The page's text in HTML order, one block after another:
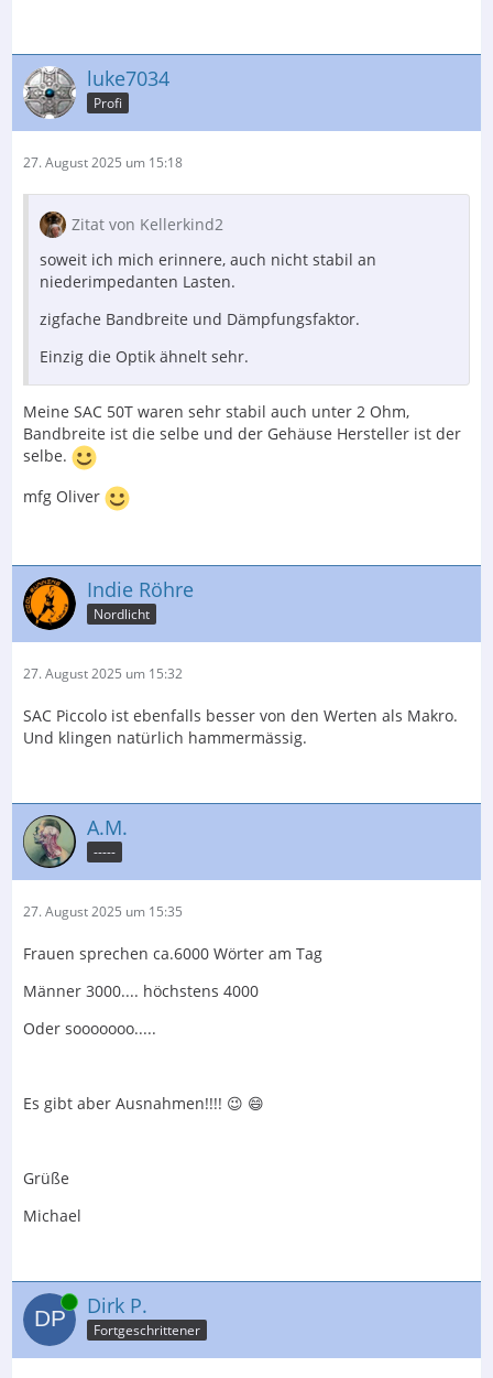
luke7034
Profi
27. August 2025 um 15:18
Zitat von Kellerkind2
soweit ich mich erinnere, auch nicht stabil an
niederimpedanten Lasten.
zigfache Bandbreite und Dämpfungsfaktor.
Einzig die Optik ähnelt sehr.
Meine SAC 50T waren sehr stabil auch unter 2 Ohm,
Bandbreite ist die selbe und der Gehäuse Hersteller ist der
selbe.
mfg Oliver
Indie Röhre
Nordlicht
27. August 2025 um 15:32
SAC Piccolo ist ebenfalls besser von den Werten als Makro.
Und klingen natürlich hammermässig.
A.M.
-----
27. August 2025 um 15:35
Frauen sprechen ca.6000 Wörter am Tag
Männer 3000.... höchstens 4000
Oder sooooooo.....
Es gibt aber Ausnahmen!!!! 😉 😄
Grüße
Michael
Online Dirk P.
Fortgeschrittener